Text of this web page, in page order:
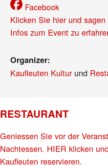
Facebook
Klicken Sie hier und
Infos zum Event zu
Organizer:
Kaufleuten Kulturund
RESTAURANT
Geniessen Sie vor der
Nachtessen. HIER klicken
Kaufleuten reservieren.